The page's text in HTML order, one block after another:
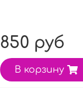
850 руб
В корзину